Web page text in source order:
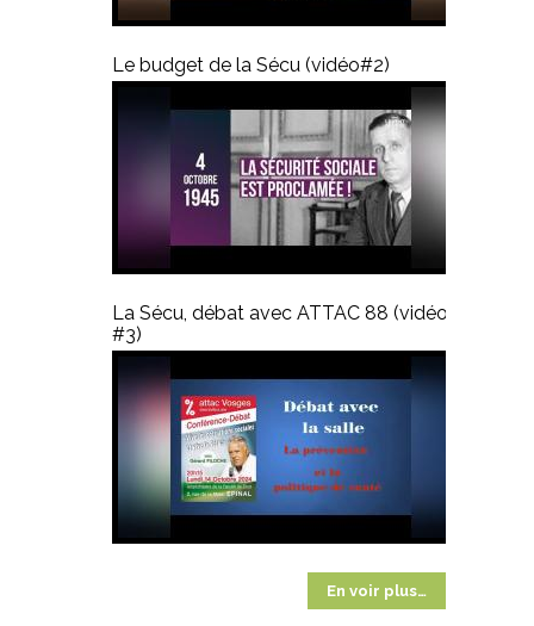
Le budget de la Sécu (vidéo#2)
La Sécu, débat avec ATTAC 88 (vidéo
#3)
En voir plus…